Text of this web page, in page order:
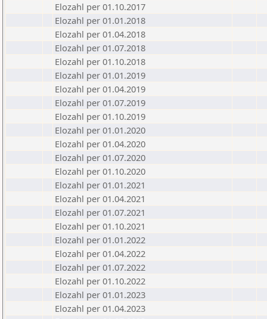
Elozahl per 01.10.2017
Elozahl per 01.01.2018
Elozahl per 01.04.2018
Elozahl per 01.07.2018
Elozahl per 01.10.2018
Elozahl per 01.01.2019
Elozahl per 01.04.2019
Elozahl per 01.07.2019
Elozahl per 01.10.2019
Elozahl per 01.01.2020
Elozahl per 01.04.2020
Elozahl per 01.07.2020
Elozahl per 01.10.2020
Elozahl per 01.01.2021
Elozahl per 01.04.2021
Elozahl per 01.07.2021
Elozahl per 01.10.2021
Elozahl per 01.01.2022
Elozahl per 01.04.2022
Elozahl per 01.07.2022
Elozahl per 01.10.2022
Elozahl per 01.01.2023
Elozahl per 01.04.2023